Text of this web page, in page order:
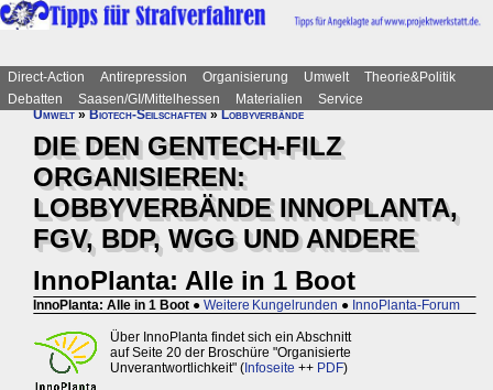
Direct-Action Antirepression Organisierung Umwelt
Theorie&Politik
Debatten
Saasen/GI/Mittelhessen Materialien
Service
Umwelt»Biotech-Seilschaften»Lobbyverbände
DIE DEN GENTECH-FILZ
ORGANISIEREN:
LOBBYVERBÄNDE INNOPLANTA,
FGV, BDP, WGG UND ANDERE
InnoPlanta: Alle in 1 Boot
InnoPlanta: Alle in 1 Boot ● Weitere Kungelrunden ● InnoPlanta-Forum
Über InnoPlanta findet sich ein Abschnitt
auf Seite 20 der Broschüre "Organisierte
Unverantwortlichkeit" ( Infoseite ++ PDF)